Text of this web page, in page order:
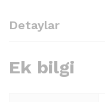
Detaylar
Ek bilgi